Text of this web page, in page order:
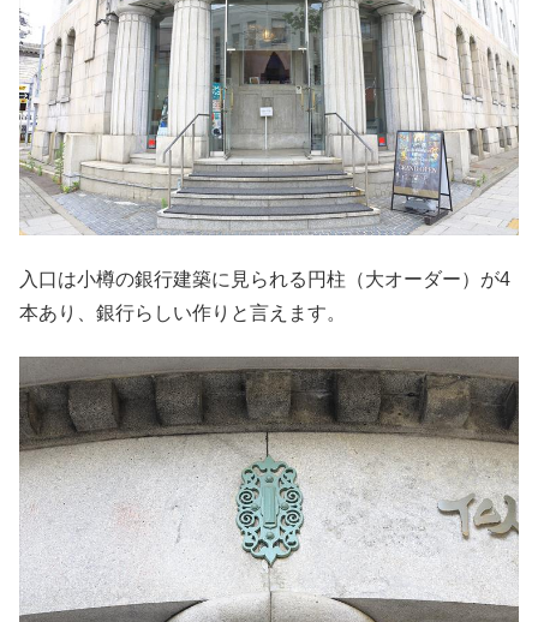
入口は小樽の銀行建築に見られる円柱（大オーダー）が4
本あり、銀行らしい作りと言えます。